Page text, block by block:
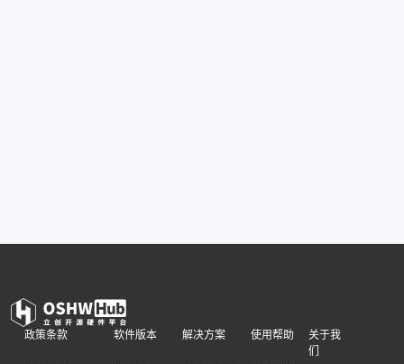
政策条款 软件版本 解决方案 使用帮助
关于我
们